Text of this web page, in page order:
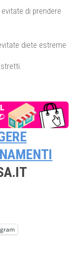
di prendere
diete estreme